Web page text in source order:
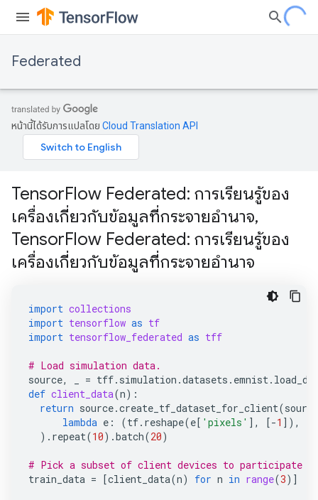
Federated
หน้านี้ได้รับการแปลโดย Cloud Translation API
TensorFlow Federated: การเรียนรู้ของ
เครื่องเกี่ยวกับข้อมูลที่กระจายอำนาจ,
TensorFlow Federated: การเรียนรู้ของ
เครื่องเกี่ยวกับข้อมูลที่กระจายอำนาจ
import collections
import tensorflow as tf
import tensorflow_federated as tff
# Load simulation data.
source, = tff. simulation .datasets . emnist.
def client_data(n):
return source.create_tf_dataset_for_client(source
lambda e : (tf. reshape(e[ 'pixels' ], [-1 ]),
) . repeat(10) .batch(20)
# Pick a subset of client devices to participate
train_data = [client_data(n) for n in range(3)]